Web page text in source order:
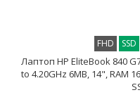
FHD SSD
Лаптоп HP EliteBook 840
to 4.20GHz 6MB, 14", RAM